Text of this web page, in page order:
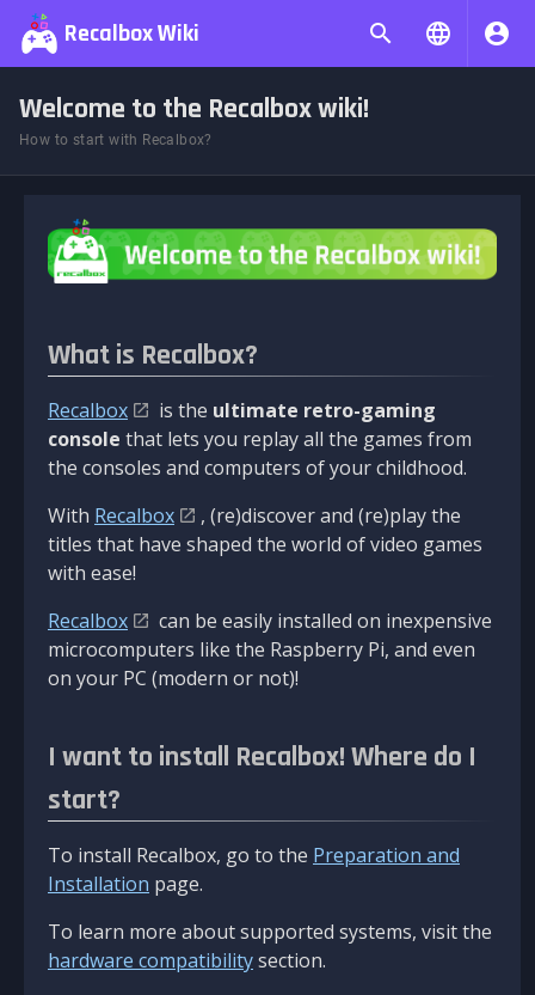
Recalbox Wiki
Welcome to the Recalbox wiki!
How to start with Recalbox?
What is Recalbox?
Recalbox is the ultimate retro-gaming
console that lets you replay all the games from
the consoles and computers of your childhood.
With Recalbox
, (re)discover and (re)play the
titles that have shaped the world of video games
with ease!
Recalbox
can be easily installed on inexpensive
microcomputers like the Raspberry Pi, and even
on your PC (modern or not)!
I want to install Recalbox! Where do I
start?
To install Recalbox, go to the Preparation and
Installation page.
To learn more about supported systems, visit the
hardware compatibilitysection.